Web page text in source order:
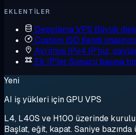
EKLENTILER
Depolama VPS Büyük
Custom ISO Kendi
Ayrılmış IPv4 IP'niz,
Ek IP'ler Sunucu başına
Yeni
AI iş yükleri için GPU VPS
L4, L40S ve H100 üzerinde
Başlat, eğit, kapat. Saniye